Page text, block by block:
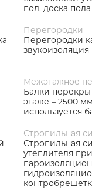
пол, доска
Перегородки
Перегородки
звукоизоляция
Межэтажное
Балки
этаже – 2500
используется
Стропильная
Стропильная
утеплителя